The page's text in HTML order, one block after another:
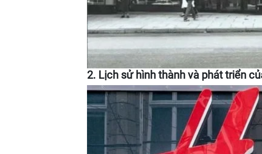
2. Lịch sử hình thành và phát triển